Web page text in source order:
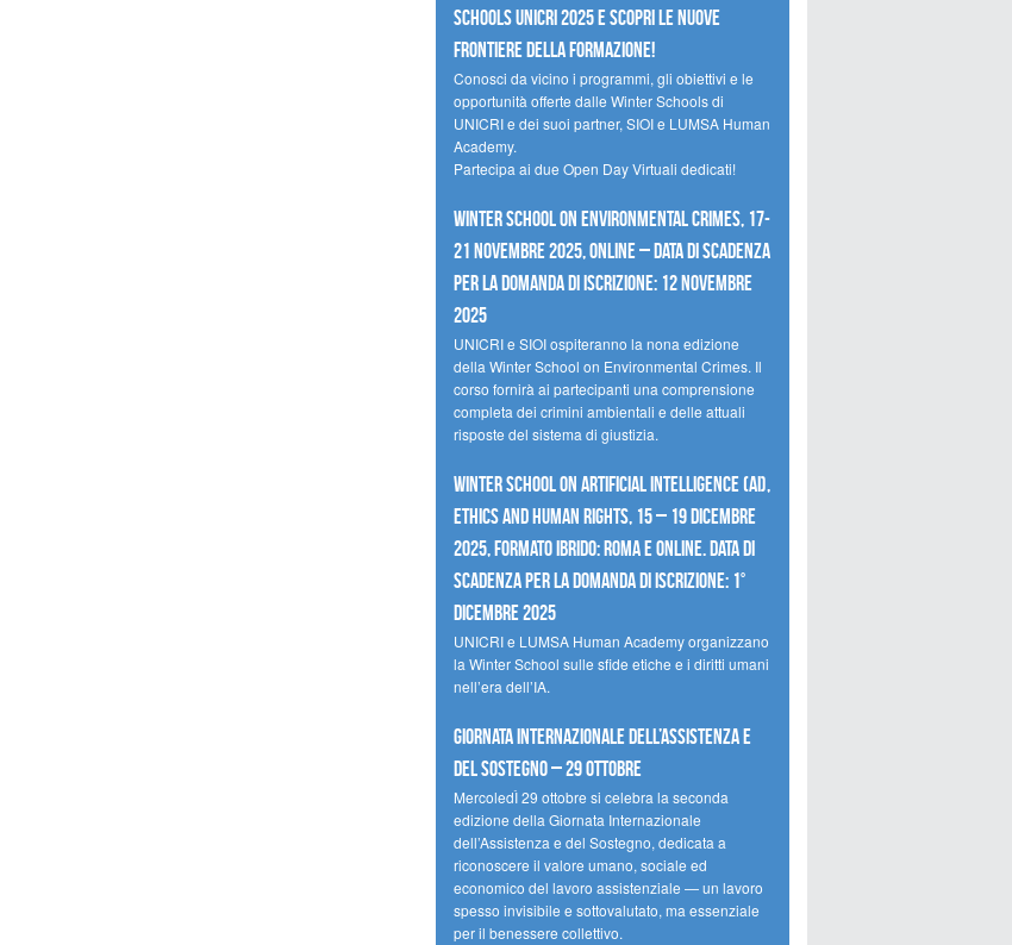
Schools UNICRI 2025 e scopri le nuove
frontiere della formazione!
Conosci da vicino i programmi, gli obiettivi e le
opportunità offerte dalle Winter Schools di
UNICRI e dei suoi partner, SIOI e LUMSA Human
Academy.
Partecipa ai due Open Day Virtuali dedicati!
Winter School on Environmental Crimes, 17-
21 novembre 2025, Online – Data di scadenza
per la domanda di iscrizione: 12 novembre
2025
UNICRI e SIOI ospiteranno la nona edizione
della Winter School on Environmental Crimes. Il
corso fornirà ai partecipanti una comprensione
completa dei crimini ambientali e delle attuali
risposte del sistema di giustizia.
Winter School on Artificial Intelligence (AI),
Ethics and Human Rights, 15 – 19 dicembre
2025, Formato Ibrido: Roma e online. Data di
scadenza per la domanda di iscrizione: 1°
dicembre 2025
UNICRI e LUMSA Human Academy organizzano
la Winter School sulle sfide etiche e i diritti umani
nell’era dell’IA.
Giornata internazionale dell’assistenza e
del sostegno – 29 ottobre
MercoledÌ 29 ottobre si celebra la seconda
edizione della Giornata Internazionale
dell’Assistenza e del Sostegno, dedicata a
riconoscere il valore umano, sociale ed
economico del lavoro assistenziale — un lavoro
spesso invisibile e sottovalutato, ma essenziale
per il benessere collettivo.